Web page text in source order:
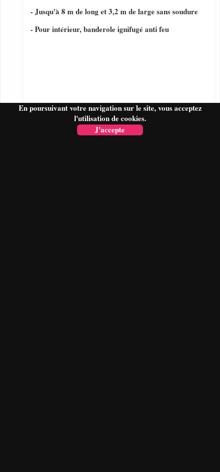
En poursuivant votre navigation sur le site, vous acceptez
l'utilisation de cookies.
J'accepte
- Jusqu'à 8 m de long et 3,2 m de large sans soudure
- Pour intérieur, banderole ignifugé anti feu